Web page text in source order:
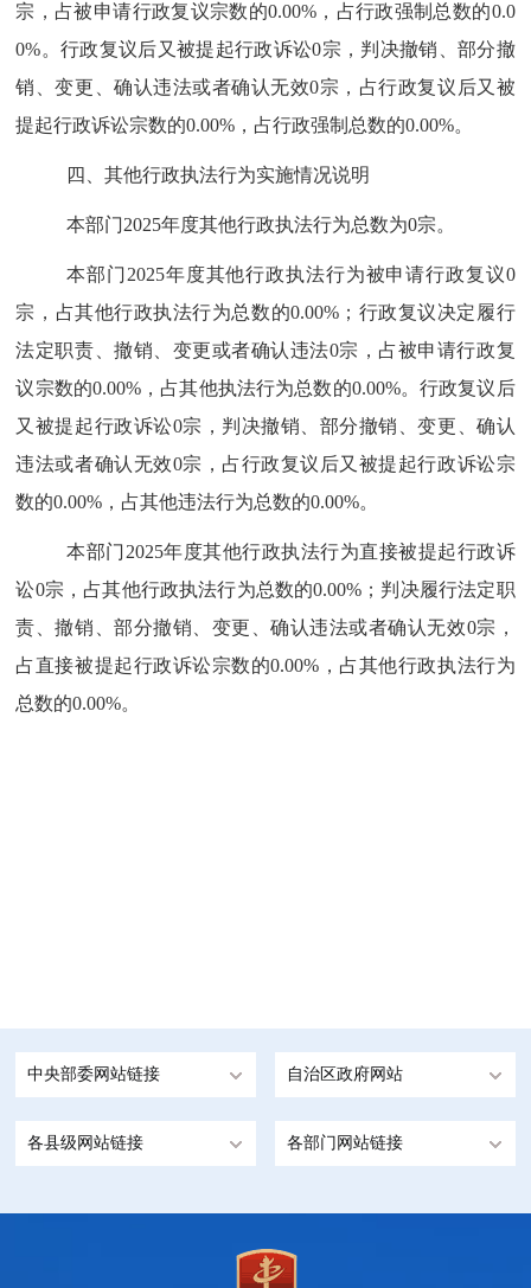
宗，占被申请行政复议宗数的0.00% ，占行政强制总数的0.0
0%。行政复议后又被提起行政诉讼0宗，判决撤销、部分撤
销、变更、确认违法或者确认无效0宗，占行政复议后又被
提起行政诉讼宗数的0.00% ，占行政强制总数的0.00%。
四、其他行政执法行为实施情况说明
本部门2025年度其他行政执法行为总数为0宗。
本部门 2025年度其他行政执法行为被申请行政复议0
宗，占其他行政执法行为总数的0.00% ；行政复议决定履行
法定职责、撤销、变更或者确认违法0宗，占被申请行政复
议宗数的0.00% ，占其他执法行为总数的0.00%。行政复议后
又被提起行政诉讼0宗，判决撤销、部分撤销、变更、确认
违法或者确认无效0宗，占行政复议后又被提起行政诉讼宗
数的0.00% ，占其他违法行为总数的0.00%。
本部门 2025年度其他行政执法行为直接被提起行政诉
讼0宗，占其他行政执法行为总数的0.00% ；判决履行法定职
责、撤销、部分撤销、变更、确认违法或者确认无效0宗，
占直接被提起行政诉讼宗数的0.00% ，占其他行政执法行为
总数的0.00%。
中央部委网站链接 自治区政府网站
各县级网站链接 各部门网站链接